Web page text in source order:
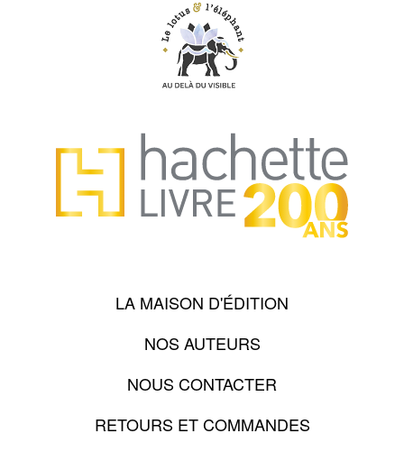
LA MAISON D'ÉDITION
NOS AUTEURS
NOUS CONTACTER
RETOURS ET COMMANDES